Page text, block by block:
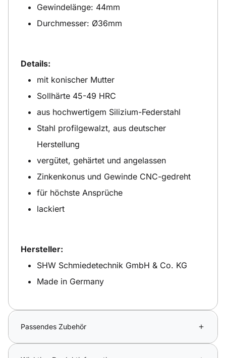
Gewindelänge: 44mm
Durchmesser: Ø36mm
Details:
mit konischer Mutter
Sollhärte 45-49 HRC
aus hochwertigem Silizium-Federstahl
Stahl profilgewalzt, aus deutscher
Herstellung
vergütet, gehärtet und angelassen
Zinkenkonus und Gewinde CNC-gedreht
für höchste Ansprüche
lackiert
Hersteller:
SHW Schmiedetechnik GmbH & Co. KG
Made in Germany
Passendes Zubehör